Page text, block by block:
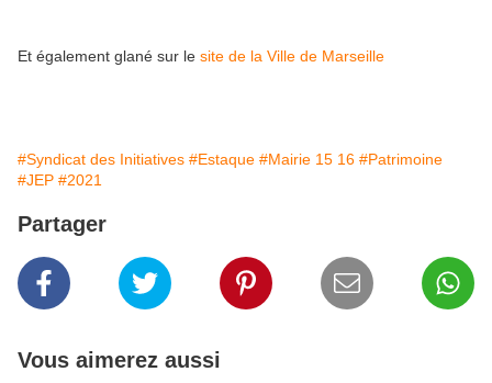
Et également glané sur le site de la Ville de Marseille
#Syndicat des Initiatives #Estaque #Mairie 15 16 #Patrimoine
#JEP #2021
Partager
Vous aimerez aussi